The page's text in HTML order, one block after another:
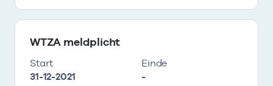
WTZA meldplicht
Start
31-12-2021
Einde
-